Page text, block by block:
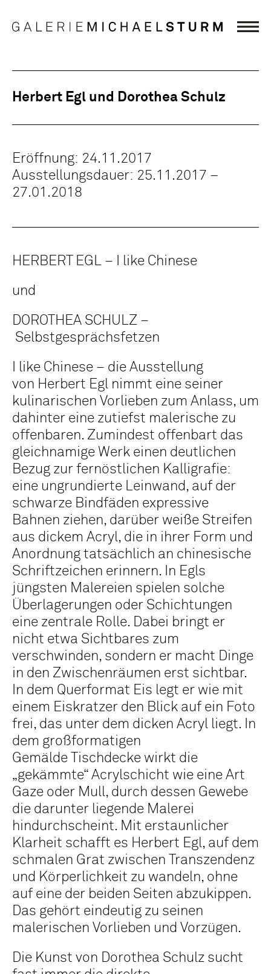
Herbert Egl und Dorothea Schulz
Eröffnung: 24.11.2017
Ausstellungsdauer: 25.11.2017 –
27.01.2018
HERBERT EGL – I like Chinese
und
DOROTHEA SCHULZ –
Selbstgesprächsfetzen
I like Chinese – die Ausstellung
von Herbert Egl nimmt eine seiner
kulinarischen Vorlieben zum Anlass, um
dahinter eine zutiefst malerische zu
offenbaren. Zumindest offenbart das
gleichnamige Werk einen deutlichen
Bezug zur fernöstlichen Kalligrafie:
eine ungrundierte Leinwand, auf der
schwarze Bindfäden expressive
Bahnen ziehen, darüber weiße Streifen
aus dickem Acryl, die in ihrer Form und
Anordnung tatsächlich an chinesische
Schriftzeichen erinnern. In Egls
jüngsten Malereien spielen solche
Überlagerungen oder Schichtungen
eine zentrale Rolle. Dabei bringt er
nicht etwa Sichtbares zum
verschwinden, sondern er macht Dinge
in den Zwischenräumen erst sichtbar.
In dem Querformat Eis legt er wie mit
einem Eiskratzer den Blick auf ein Foto
frei, das unter dem dicken Acryl liegt. In
dem großformatigen
Gemälde Tischdecke wirkt die
„gekämmte“ Acrylschicht wie eine Art
Gaze oder Mull, durch dessen Gewebe
die darunter liegende Malerei
hindurchscheint. Mit erstaunlicher
Klarheit schafft es Herbert Egl, auf dem
schmalen Grat zwischen Transzendenz
und Körperlichkeit zu wandeln, ohne
auf eine der beiden Seiten abzukippen.
Das gehört eindeutig zu seinen
malerischen Vorlieben und Vorzügen.
Die Kunst von Dorothea Schulz sucht